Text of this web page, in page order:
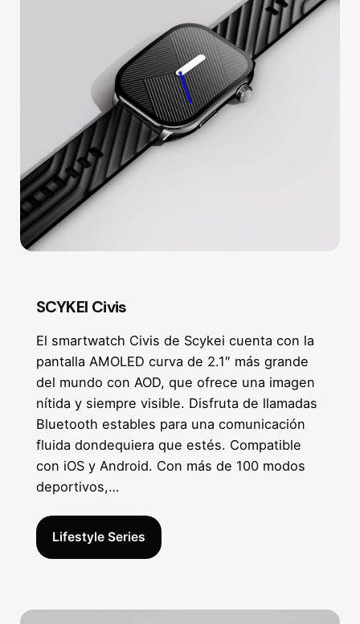
SCYKEI Civis
El smartwatch Civis de Scykei cuenta con la
pantalla AMOLED curva de 2.1″ más grande
del mundo con AOD, que ofrece una imagen
nítida y siempre visible. Disfruta de llamadas
Bluetooth estables para una comunicación
fluida dondequiera que estés. Compatible
con iOS y Android. Con más de 100 modos
deportivos,…
Lifestyle Series